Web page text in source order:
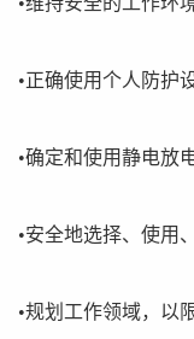
•正确使用个人防护
•确定和使用静电放
•安全地选择、使用
•规划工作领域，以